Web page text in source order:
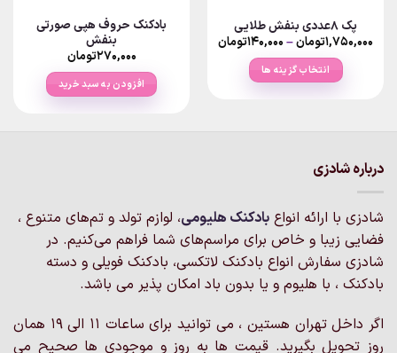
پک ۸عددی بنفش طلایی
۱,۷۵۰,۰۰۰تومان–۱۴۰,۰۰۰تومانPrice
انتخاب گزینه ها
گزینه
ها
ممکن
است
در
محصول
بادکنک حروف هپی صورتی
بنفش
۲۷۰,۰۰۰تومان
افزودن به سبد خرید
درباره شادزی
شادزی با ارائه انواع بادکنک‌ هلیومی، لوازم تولد و تم‌های متنوع ،
فضایی زیبا و خاص برای مراسم‌های شما فراهم می‌کنیم. در
شادزی سفارش انواع بادکنک لاتکسی، بادکنک فویلی و دسته
بادکنک ، با هلیوم و یا بدون باد امکان پذیر می باشد.
اگر داخل تهران هستین ، می توانید برای ساعات 11 الی 19 همان
روز تحویل بگیرید. قیمت ها به روز و موجودی ها صحیح می